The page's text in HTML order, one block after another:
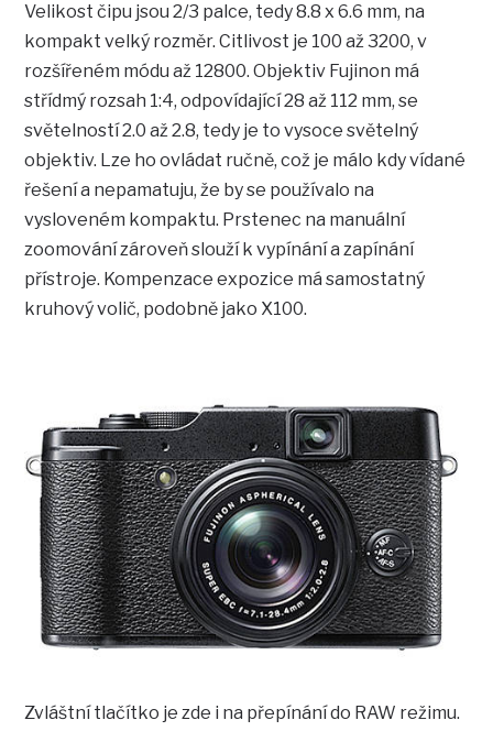
Velikost čipu jsou 2/3 palce, tedy 8.8 x 6.6 mm, na
kompakt velký rozměr. Citlivost je 100 až 3200, v
rozšířeném módu až 12800. Objektiv Fujinon má
střídmý rozsah 1:4, odpovídající 28 až 112 mm, se
světelností 2.0 až 2.8, tedy je to vysoce světelný
objektiv. Lze ho ovládat ručně, což je málo kdy vídané
řešení a nepamatuju, že by se používalo na
vysloveném kompaktu. Prstenec na manuální
zoomování zároveň slouží k vypínání a zapínání
přístroje. Kompenzace expozice má samostatný
kruhový volič, podobně jako X100.
Zvláštní tlačítko je zde i na přepínání do RAW režimu.